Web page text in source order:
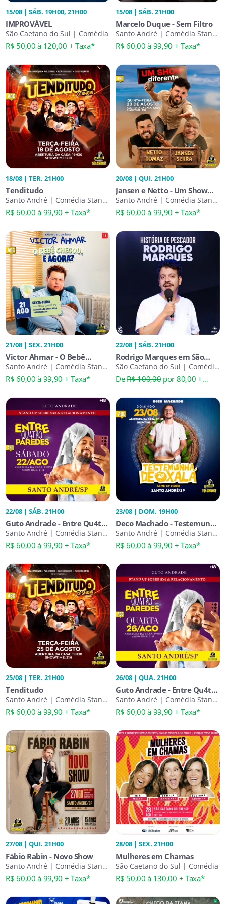
15/08 | SÁB. 19H00, 21H00
IMPROVÁVEL
São Caetano do Sul | Comédia
R$ 50,00 à 120,00 + Taxa*
15/08 | SÁB. 21H00
Marcelo Duque - Sem Filtro
Santo André | Comédia Stand-
Up
R$ 60,00 à 99,90 + Taxa*
18/08 | TER. 21H00
Tenditudo
Santo André | Comédia Stand-
Up
R$ 60,00 à 99,90 + Taxa*
20/08 | QUI. 21H00
Jansen e Netto - Um Show
Diferente
Santo André | Comédia Stand-
Up
R$ 60,00 à 99,90 + Taxa*
21/08 | SEX. 21H00
Victor Ahmar - O Bebê
Chegou, E Agora?
Santo André | Comédia Stand-
Up
R$ 60,00 à 99,90 + Taxa*
22/08 | SÁB. 21H00
Rodrigo Marques em São
Caetano - História de
Pescador
São Caetano do Sul | Comédia
Stand-Up
DeR$ 100,00por 80,00 +
22/08 | SÁB. 21H00
Guto Andrade - Entre Qu4tro
Paredes
Santo André | Comédia Stand-
Up
R$ 60,00 à 99,90 + Taxa*
23/08 | DOM. 19H00
Deco Machado - Testemunha
de Oxalá
Santo André | Comédia Stand-
Up
R$ 60,00 à 99,90 + Taxa*
25/08 | TER. 21H00
Tenditudo
Santo André | Comédia Stand-
Up
R$ 60,00 à 99,90 + Taxa*
26/08 | QUA. 21H00
Guto Andrade - Entre Qu4tro
Paredes
Santo André | Comédia Stand-
Up
R$ 60,00 à 99,90 + Taxa*
27/08 | QUI. 21H00
Fábio Rabin - Novo Show
Santo André | Comédia Stand-
Up
R$ 60,00 à 99,90 + Taxa*
28/08 | SEX. 21H00
Mulheres em Chamas
São Caetano do Sul | Comédia
R$ 50,00 à 130,00 + Taxa*